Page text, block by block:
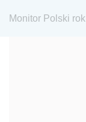
1975
Monitor Polski